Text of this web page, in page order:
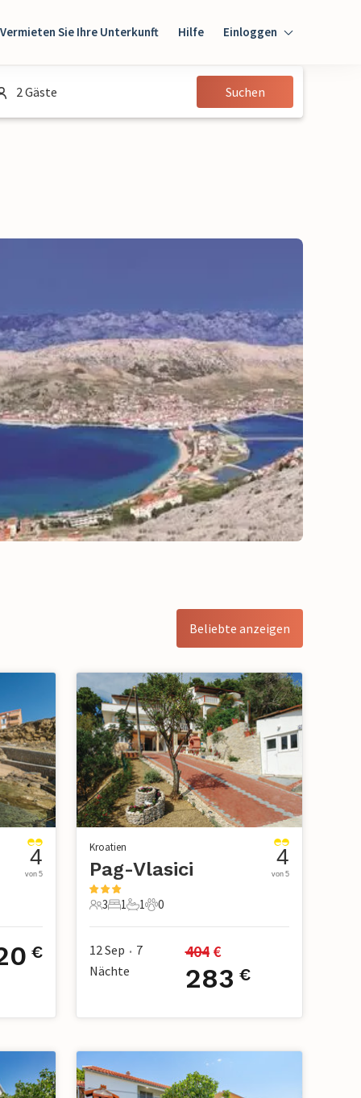
Vermieten Sie Ihre Unterkunft Hilfe Einloggen
Einloggen
Gast
2 Gäste Suchen
Beliebte anzeigen
4
von 5
€
Kroatien
Pag-Vlasici
3 Gäste
3
1 Schlafzimmer
1
1 Badezimmer
1
0 Haustiere
0
4
von 5
12 Sep • 7
Nächte
404 €
283 €